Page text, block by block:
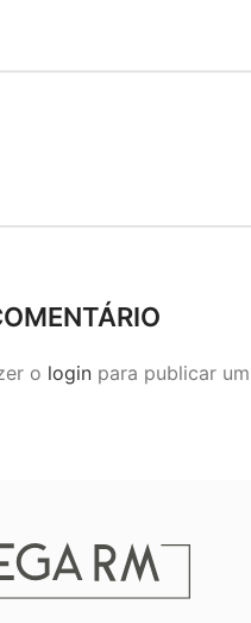
o login para publicar